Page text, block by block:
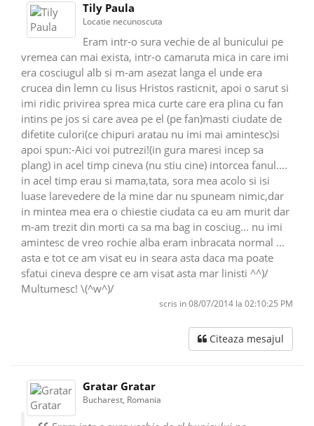
Tily Paula
Locatie necunoscuta
Eram intr-o sura vechie de al bunicului pe
vremea can mai exista, intr-o camaruta mica in care imi
era cosciugul alb si m-am asezat langa el unde era
crucea din lemn cu Iisus Hristos rasticnit, apoi o sarut si
imi ridic privirea sprea mica curte care era plina cu fan
intins pe jos si care avea pe el (pe fan)masti ciudate de
difetite culori(ce chipuri aratau nu imi mai amintesc)si
apoi spun:-Aici voi putrezi!(in gura maresi incep sa
plang) in acel timp cineva (nu stiu cine) intorcea fanul....
in acel timp erau si mama,tata, sora mea acolo si isi
luase larevedere de la mine dar nu spuneam nimic,dar
in mintea mea era o chiestie ciudata ca eu am murit dar
m-am trezit din morti ca sa ma bag in cosciug... nu imi
amintesc de vreo rochie alba eram inbracata normal ...
asta e tot ce am visat eu in seara asta daca ma poate
sfatui cineva despre ce am visat asta mar linisti ^^)/
Multumesc! \(^w^)/
scris in 08/07/2014 la 02:10:25 PM
Citeaza mesajul
Gratar Gratar
Bucharest, Romania